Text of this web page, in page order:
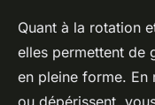
Quant à la rotation
elles permettent de
en pleine forme. En